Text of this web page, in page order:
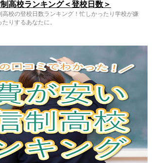
高校ランキング＜登校日数＞
高校の登校日数ランキング！忙しかったり学校が嫌
たりするあなたに。